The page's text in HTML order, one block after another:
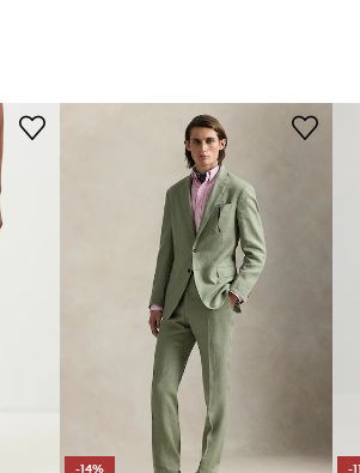
Marka
-14%
-